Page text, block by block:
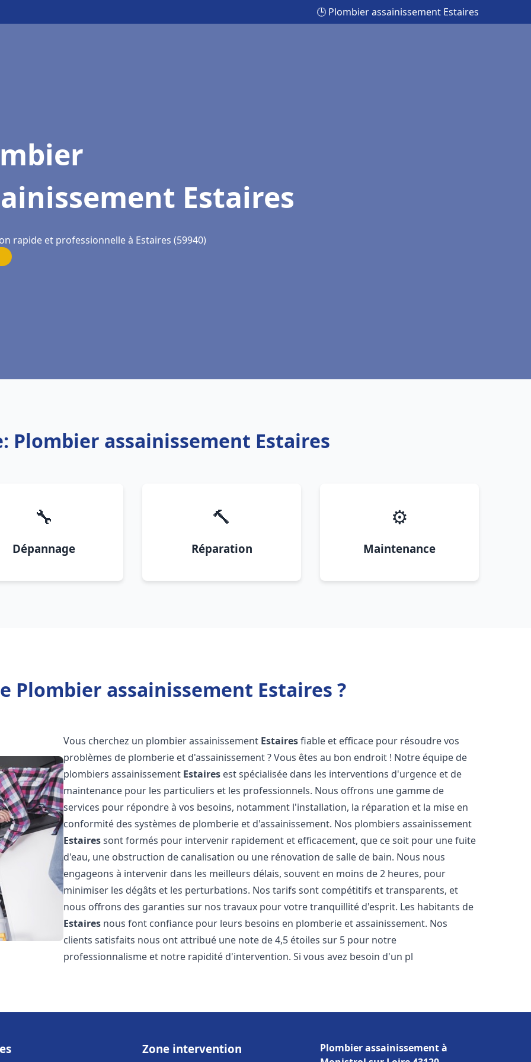
🕒 Plombier assainissement Estaires
Estaires
rapide et professionnelle à Estaires (59940)
Plombier assainissement Estaires
🔧
Dépannage
🔨
Réparation
⚙️
Maintenance
Plombier assainissement Estaires ?
Vous cherchez un plombier assainissement Estairesfiable et efficace pour résoudre vos
problèmes de plomberie et d'assainissement ? Vous êtes au bon endroit ! Notre équipe de
plombiers assainissement Estaires est spécialisée dans les interventions d'urgence et de
maintenance pour les particuliers et les professionnels. Nous offrons une gamme de
services pour répondre à vos besoins, notamment l'installation, la réparation et la mise en
conformité des systèmes de plomberie et d'assainissement. Nos plombiers assainissement
Estairessont formés pour intervenir rapidement et efficacement, que ce soit pour une fuite
d'eau, une obstruction de canalisation ou une rénovation de salle de bain. Nous nous
engageons à intervenir dans les meilleurs délais, souvent en moins de 2 heures, pour
minimiser les dégâts et les perturbations. Nos tarifs sont compétitifs et transparents, et
nous offrons des garanties sur nos travaux pour votre tranquillité d'esprit. Les habitants de
Estaires nous font confiance pour leurs besoins en plomberie et assainissement. Nos
clients satisfaits nous ont attribué une note de 4,5 étoiles sur 5 pour notre
professionnalisme et notre rapidité d'intervention. Si vous avez besoin d'un pl
Zone intervention
Plombier assainissement à